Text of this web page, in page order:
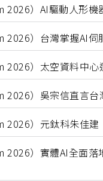
2026）AI驅動人形
2026）台灣掌握AI
2026）太空資料中
2026）吳宗信直言
2026）元鈦科朱佳
2026）實體AI全面